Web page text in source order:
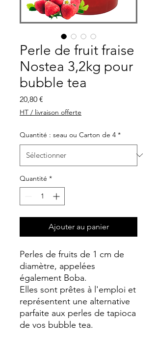
Perle de fruit fraise
Nostea 3,2kg pour
bubble tea
20,80 €
HT / livraison offerte
Quantité : seau ou Carton de 4 *
Quantité *
Ajouter au panier
Perles de fruits de 1 cm de
diamètre, appelées
également Boba.
Elles sont prêtes à l'emploi et
représentent une alternative
parfaite aux perles de tapioca
de vos bubble tea.